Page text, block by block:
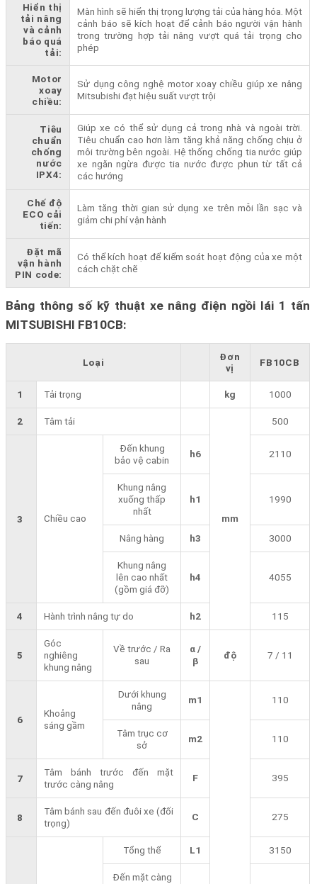
Hiển thị
tải nâng
và cảnh
báo quá
tải:
Màn hình sẽ hiển thị trọng lượng tải của hàng hóa. Một
cảnh báo sẽ kích hoạt để cảnh báo người vận hành
trong trường hợp tải nâng vượt quá tải trọng cho
phép
Motor
xoay
chiều:
Sử dụng công nghệ motor xoay chiều giúp xe nâng
Mitsubishi đạt hiệu suất vượt trội
Tiêu
chuẩn
chống
nước
IPX4:
Giúp xe có thể sử dụng cả trong nhà và ngoài trời.
Tiêu chuẩn cao hơn làm tăng khả năng chống chịu ở
môi trường bên ngoài. Hệ thống chống tia nước giúp
xe ngăn ngừa được tia nước được phun từ tất cả
các hướng
Chế độ
ECO cải
tiến:
Làm tăng thời gian sử dụng xe trên mỗi lần sạc và
giảm chi phí vận hành
Đặt mã
vận hành
PIN code:
Có thể kích hoạt để kiểm soát hoạt động của xe một
cách chặt chẽ
Bảng thông số kỹ thuật xe nâng điện ngồi lái 1 tấn
MITSUBISHI FB10CB:
Loại
Đơn
vị
FB10CB
1 Tải trọng kg 1000
2 Tâm tải
mm
500
3 Chiều cao
Đến khung
bảo vệ cabin
h6 2110
Khung nâng
xuống thấp
nhất
h1 1990
Nâng hàng h3 3000
Khung nâng
lên cao nhất
(gồm giá đỡ)
h4 4055
4 Hành trình nâng tự do h2 115
5
Góc
nghiêng
khung nâng
Về trước / Ra
sau
α /
β
độ 7 / 11
6
Khoảng
sáng gầm
Dưới khung
nâng
m1 110
Tâm trục cơ
sở
m2 110
7
Tâm bánh trước đến mặt
trước càng nâng
F 395
8
Tâm bánh sau đến đuôi xe (đối
trọng)
C 275
Tổng thể L1 3150
Đến mặt càng